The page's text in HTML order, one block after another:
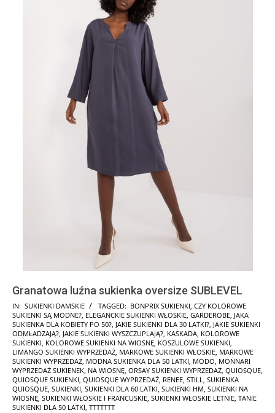
Granatowa luźna sukienka oversize SUBLEVEL
2025-
10-
18
IN: SUKIENKI DAMSKIE TAGGED: BONPRIX SUKIENKI, CZY KOLOROWE
SUKIENKI SĄ MODNE?, ELEGANCKIE SUKIENKI WŁOSKIE, GARDEROBE, JAKA
SUKIENKA DLA KOBIETY PO 50?, JAKIE SUKIENKI DLA 30 LATKI?, JAKIE SUKIENKI
ODMŁADZAJĄ?, JAKIE SUKIENKI WYSZCZUPLAJĄ?, KASKADA, KOLOROWE
SUKIENKI, KOLOROWE SUKIENKI NA WIOSNĘ, KOSZULOWE SUKIENKI,
LIMANGO SUKIENKI WYPRZEDAŻ, MARKOWE SUKIENKI WŁOSKIE, MARKOWE
SUKIENKI WYPRZEDAŻ, MODNA SUKIENKA DLA 50 LATKI, MODO, MONNARI
WYPRZEDAŻ SUKIENEK, NA WIOSNĘ, ORSAY SUKIENKI WYPRZEDAŻ, QUIOSQUE,
QUIOSQUE SUKIENKI, QUIOSQUE WYPRZEDAŻ, RENEE, STILL, SUKIENKA
QUIOSQUE, SUKIENKI, SUKIENKI DLA 60 LATKI, SUKIENKI HM, SUKIENKI NA
WIOSNĘ, SUKIENKI WŁOSKIE I FRANCUSKIE, SUKIENKI WŁOSKIE LETNIE, TANIE
SUKIENKI DLA 50 LATKI, TTTTTTT